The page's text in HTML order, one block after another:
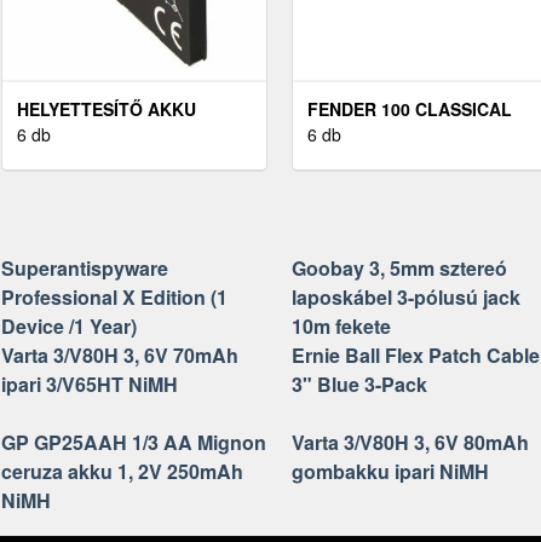
HELYETTESÍTŐ AKKU
SIEMENS C65/C70
6 db
FENDER 100 CLASSICAL
NYLON TIE END 028-043
6 db
Superantispyware
Professional X Edition (1
Device /1 Year)
Goobay 3, 5mm sztereó
laposkábel 3-pólusú jack
10m fekete
Varta 3/V80H 3, 6V 70mAh
ipari 3/V65HT NiMH
Ernie Ball Flex Patch Cable
3" Blue 3-Pack
GP GP25AAH 1/3 AA Mignon
ceruza akku 1, 2V 250mAh
NiMH
Varta 3/V80H 3, 6V 80mAh
gombakku ipari NiMH